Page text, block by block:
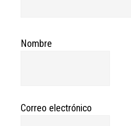
Nombre
Correo electrónico